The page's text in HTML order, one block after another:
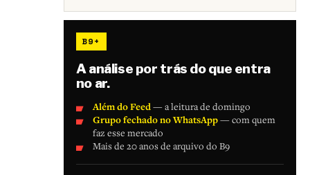
B9+
A análise por trás do que entra
no ar.
Além do Feed— a leitura de domingo
Grupo fechado no WhatsApp— com quem
faz esse mercado
Mais de 20 anos de arquivo do B9